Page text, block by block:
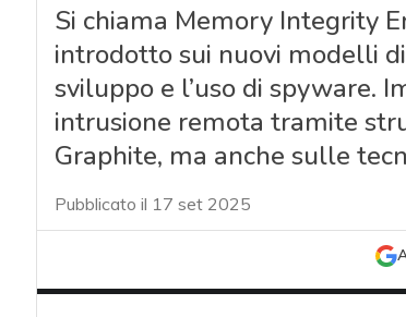
Si chiama Memory Integrity
introdotto sui nuovi modelli
sviluppo e l’uso di spyware.
intrusione remota tramite
Graphite, ma anche sulle
Pubblicato il 17 set 2025